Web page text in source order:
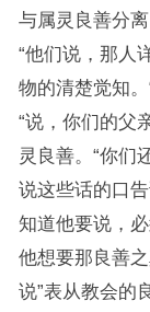
与属灵良善分
“他们说，那人
物的清楚觉知。
“说，你们的父
灵良善。“你们
说这些话的口
知道他要说，
他想要那良善
说”表从教会的